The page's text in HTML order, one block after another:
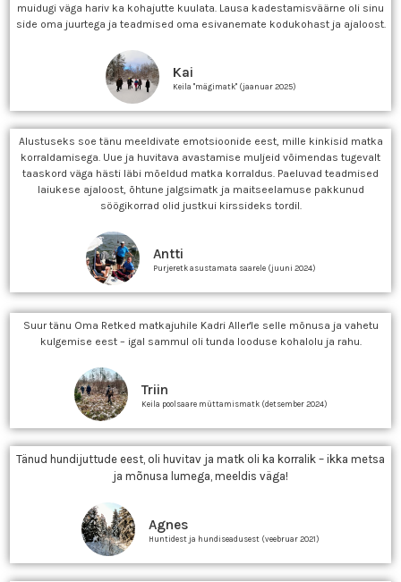
muidugi väga hariv ka kohajutte kuulata. Lausa kadestamisväärne oli sinu
side oma juurtega ja teadmised oma esivanemate kodukohast ja ajaloost.
Kai
Keila "mägimatk" (jaanuar 2025)
Alustuseks soe tänu meeldivate emotsioonide eest, mille kinkisid matka
korraldamisega. Uue ja huvitava avastamise muljeid võimendas tugevalt
taaskord väga hästi läbi mõeldud matka korraldus. Paeluvad teadmised
laiukese ajaloost, õhtune jalgsimatk ja maitseelamuse pakkunud
söögikorrad olid justkui kirssideks tordil.
Antti
Purjeretk asustamata saarele (juuni 2024)
Suur tänu Oma Retked matkajuhile Kadri Aller'le selle mõnusa ja vahetu
kulgemise eest – igal sammul oli tunda looduse kohalolu ja rahu.
Triin
Keila poolsaare müttamismatk (detsember 2024)
Tänud hundijuttude eest, oli huvitav ja matk oli ka korralik – ikka metsa
ja mõnusa lumega, meeldis väga!
Agnes
Huntidest ja hundiseadusest (veebruar 2021)